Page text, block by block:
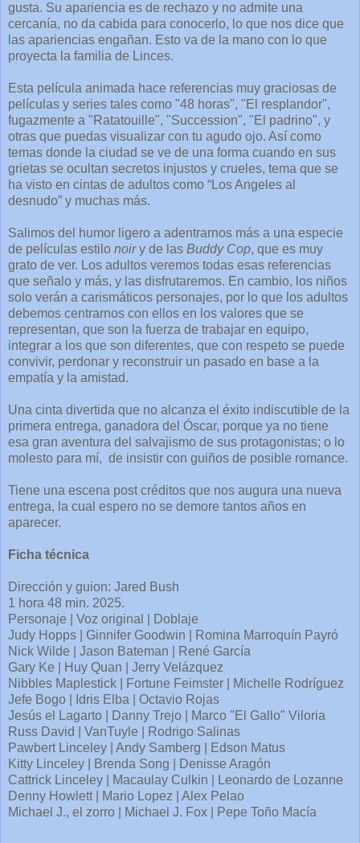
gusta. Su apariencia es de rechazo y no admite una
cercanía, no da cabida para conocerlo, lo que nos dice que
las apariencias engañan. Esto va de la mano con lo que
proyecta la familia de Linces.
Esta película animada hace referencias muy graciosas de
películas y series tales como "48 horas", "El resplandor",
fugazmente a "Ratatouille", "Succession", "El padrino", y
otras que puedas visualizar con tu agudo ojo. Así como
temas donde la ciudad se ve de una forma cuando en sus
grietas se ocultan secretos injustos y crueles, tema que se
ha visto en cintas de adultos como “Los Angeles al
desnudo” y muchas más.
Salimos del humor ligero a adentrarnos más a una especie
de películas estilo noiry de las Buddy Cop, que es muy
grato de ver. Los adultos veremos todas esas referencias
que señalo y más, y las disfrutaremos. En cambio, los niños
solo verán a carismáticos personajes, por lo que los adultos
debemos centrarnos con ellos en los valores que se
representan, que son la fuerza de trabajar en equipo,
integrar a los que son diferentes, que con respeto se puede
convivir, perdonar y reconstruir un pasado en base a la
empatía y la amistad.
Una cinta divertida que no alcanza el éxito indiscutible de la
primera entrega, ganadora del Óscar, porque ya no tiene
esa gran aventura del salvajismo de sus protagonistas; o lo
molesto para mí, de insistir con guiños de posible romance.
Tiene una escena post créditos que nos augura una nueva
entrega, la cual espero no se demore tantos años en
aparecer.
Ficha técnica
Dirección y guion: Jared Bush
1 hora 48 min. 2025.
Personaje | Voz original | Doblaje
Judy Hopps | Ginnifer Goodwin | Romina Marroquín Payró
Nick Wilde | Jason Bateman | René García
Gary Ke | Huy Quan | Jerry Velázquez
Nibbles Maplestick | Fortune Feimster | Michelle Rodríguez
Jefe Bogo | Idris Elba | Octavio Rojas
Jesús el Lagarto | Danny Trejo | Marco "El Gallo" Viloria
Russ David | VanTuyle | Rodrigo Salinas
Pawbert Linceley | Andy Samberg | Edson Matus
Kitty Linceley | Brenda Song | Denisse Aragón
Cattrick Linceley | Macaulay Culkin | Leonardo de Lozanne
Denny Howlett | Mario Lopez | Alex Pelao
Michael J., el zorro | Michael J. Fox | Pepe Toño Macía